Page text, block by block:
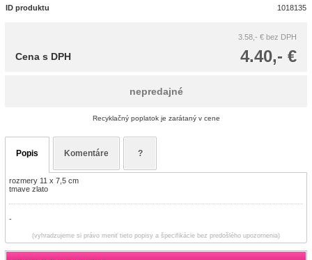
ID produktu 1018135
3.58,- € bez DPH
4.40,- €
Cena s DPH
nepredajné
Recyklačný poplatok je zarátaný v cene
Popis Komentáre ?
rozmery 11 x 7,5 cm
tmave zlato
-
(vyhradzujeme si právo meniť tieto popisy a špecifikácie bez predošlého upozornenia)